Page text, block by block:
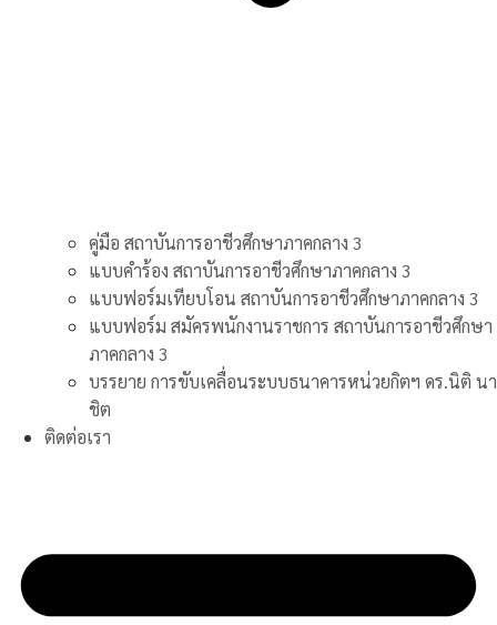
คู่มือ สถาบันการอาชีวศึกษาภาคกลาง 3
แบบคำร้อง สถาบันการอาชีวศึกษาภาคกลาง 3
แบบฟอร์มเทียบโอน สถาบันการอาชีวศึกษาภาคกลาง 3
แบบฟอร์ม สมัครพนักงานราชการ สถาบันการอาชีวศึกษา
ภาคกลาง 3
บรรยาย การขับเคลื่อนระบบธนาคารหน่วยกิตฯ ดร.นิติ นา
ชิต
ติดต่อเรา